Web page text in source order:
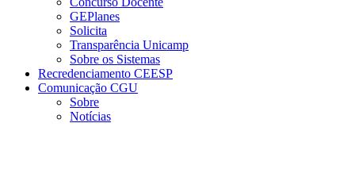
GEPlanes
Solicita
Transparência Unicamp
Sobre os Sistemas
Recredenciamento CEESP
Comunicação CGU
Sobre
Notícias